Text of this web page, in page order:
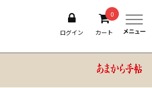
ログイン
0
カート